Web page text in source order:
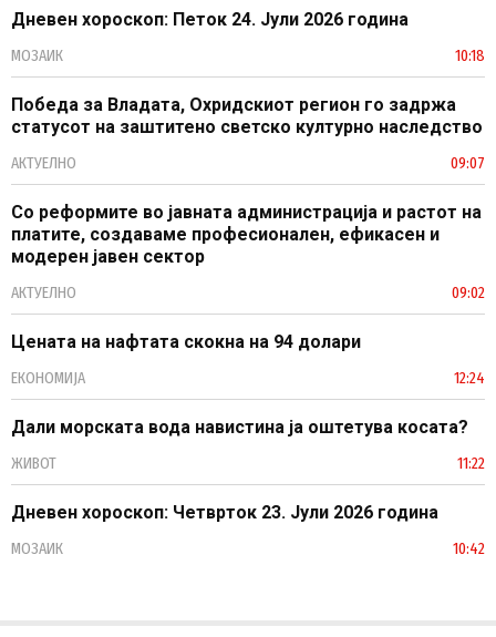
Дневен хороскоп: Петок 24. Јули 2026 година
МОЗАИК 10:18
Победа за Владата, Охридскиот регион го задржа
статусот на заштитено светско културно наследство
АКТУЕЛНО 09:07
Со реформите во јавната администрација и растот на
платите, создаваме професионален, ефикасен и
модерен јавен сектор
АКТУЕЛНО 09:02
Цената на нафтата скокна на 94 долари
ЕКОНОМИЈА 12:24
Дали морската вода навистина ја оштетува косата?
ЖИВОТ 11:22
Дневен хороскоп: Четврток 23. Јули 2026 година
МОЗАИК 10:42